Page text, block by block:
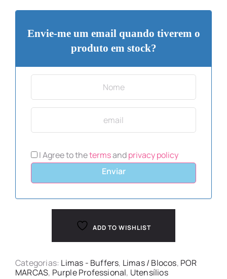
Envie-me um email quando tiverem o
produto em stock?
I Agree to thetermsandprivacy policy
Enviar
ADD TO WISHLIST
Categorias: Limas - Buffers, Limas / Blocos, POR
MARCAS, Purple Professional, Utensílios